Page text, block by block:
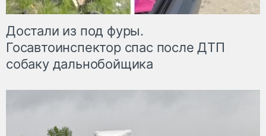
Достали из под фуры.
Госавтоинспектор спас после ДТП
собаку дальнобойщика